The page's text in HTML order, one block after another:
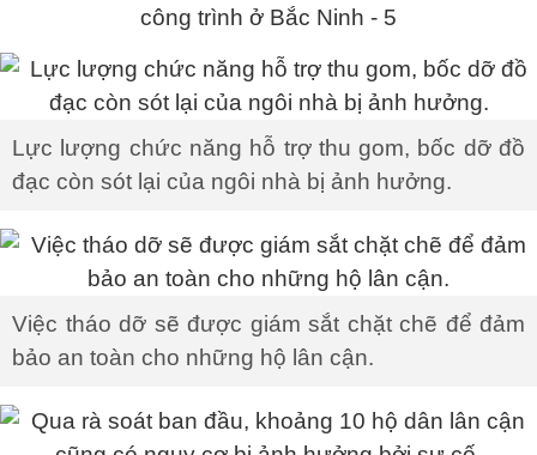
Lực lượng chức năng hỗ trợ thu gom, bốc dỡ đồ
đạc còn sót lại của ngôi nhà bị ảnh hưởng.
Việc tháo dỡ sẽ được giám sắt chặt chẽ để đảm
bảo an toàn cho những hộ lân cận.